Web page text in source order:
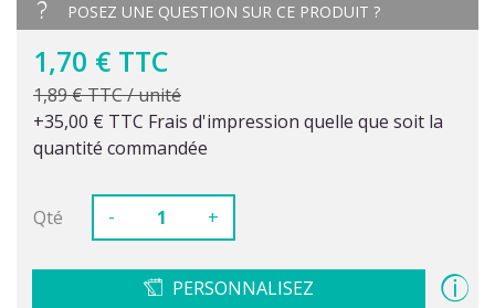
POSEZ UNE QUESTION SUR CE PRODUIT ?
1,70 € TTC
1,89 € TTC / unité
+35,00 € TTC Frais d'impression quelle que soit la
quantité commandée
Qté - +
PERSONNALISEZ